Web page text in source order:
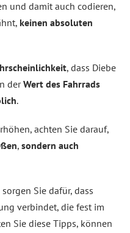
und damit auch codieren,
keinen absoluten
, dass Diebe
derWert des Fahrrads
.
achten Sie darauf,
, sondern auch
Sie dafür, dass
verbindet, die fest im
Sie diese Tipps, können